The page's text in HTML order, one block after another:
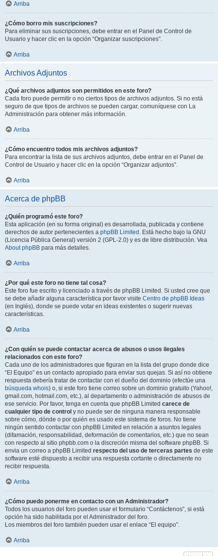
Arriba
¿Cómo borro mis suscripciones?
Para eliminar sus suscripciones, debe entrar en el Panel de Control de
Usuario y hacer clic en la opción “Organizar suscripciones”.
Arriba
Archivos Adjuntos
¿Qué archivos adjuntos son permitidos en este foro?
Cada foro puede permitir o no ciertos tipos de archivos adjuntos. Si no está
seguro de que tipos de archivos se pueden cargar, comuníquese con La
Administración para obtener más información.
Arriba
¿Cómo encuentro todos mis archivos adjuntos?
Para encontrar la lista de sus archivos adjuntos, debe entrar en el Panel de
Control de Usuario y hacer clic en la opción “Organizar adjuntos”.
Arriba
Acerca de phpBB
¿Quién programó este foro?
Esta aplicación (en su forma original) es desarrollada, publicada y contiene
derechos de autor pertenecientes a phpBB Limited . Está hecho bajo la GNU
(Licencia Pública General) versión 2 (GPL-2.0) y es de libre distribución. Vea
About phpBB para más detalles.
Arriba
¿Por qué este foro no tiene tal cosa?
Este foro fue escrito y licenciado a través de phpBB Limited. Si usted cree que
se debe añadir alguna característica por favor visite Centro de phpBB Ideas
(en Inglés), donde se puede votar en ideas existentes o sugerir nuevas
características.
Arriba
¿Con quién se puede contactar acerca de abusos o usos ilegales
relacionados con este foro?
Cada uno de los administradores que figuran en la lista del grupo donde dice
“El Equipo” es un contacto apropiado para enviar sus quejas. Si así no obtiene
respuesta debería tratar de contactar con el dueño del dominio (efectúe una
búsqueda whois) o, si este foro tiene correo sobre un dominio gratuito (Yahoo!,
gmail.com, hotmail.com, etc.), al departamento o administración de abusos de
ese servicio. Por favor, tenga en cuenta que phpBB Limited carece de
cualquier tipo de control y no puede ser de ninguna manera responsable
sobre cómo, dónde o por quién es usado este sistema de foros. No tiene
ningún sentido contactar con phpBB Limited en relación a asuntos legales
(difamación, responsabilidad, deformación de comentarios, etc.) que no sean
con respecto al sitio phpbb.com o la discreción misma del software phpBB. Si
envia un correo a phpBB Limited respecto del uso de terceras partes de este
software esté dispuesto a recibir una respuesta cortante o directamente no
recibir respuesta.
Arriba
¿Cómo puedo ponerme en contacto con un Administrador?
Todos los usuarios del foro pueden usar el formulario “Contáctenos”, si está
opción ha sido habilitada por el Administrador del foro.
Los miembros del foro también pueden usar el enlace “El equipo”.
Arriba